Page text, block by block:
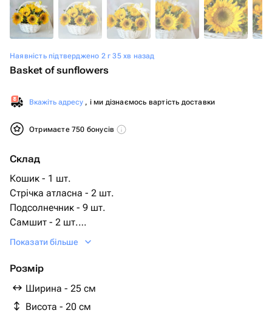
Наявність підтверджено 2 г 35 хв назад
Basket of sunflowers
Вкажіть адресу , і ми дізнаємось вартість доставки
Отримаєте 750 бонусів
Склад
Кошик - 1 шт.
Стрічка атласна - 2 шт.
Подсолнечник - 9 шт.
Самшит - 2 шт.
біофлор - 1 шт.
Показати більше
Розмір
Ширина - 25 см
Висота - 20 см